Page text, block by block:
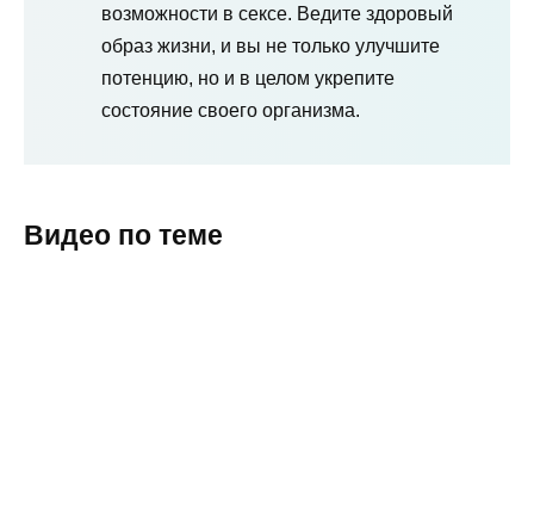
возможности в сексе. Ведите здоровый
образ жизни, и вы не только улучшите
потенцию, но и в целом укрепите
состояние своего организма.
Видео по теме